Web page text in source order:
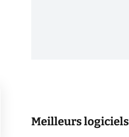
Meilleurs logiciels